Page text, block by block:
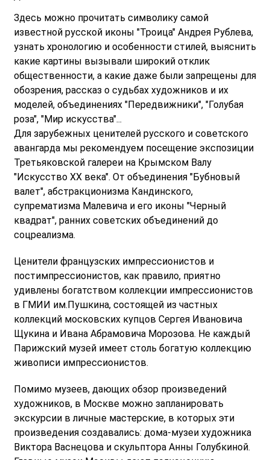
Здесь можно прочитать символику самой
известной русской иконы "Троица" Андрея Рублева,
узнать хронологию и особенности стилей, выяснить
какие картины вызывали широкий отклик
общественности, а какие даже были запрещены для
обозрения, рассказ о судьбах художников и их
моделей, объединениях "Передвижники", "Голубая
роза", "Мир искусства"...
Для зарубежных ценителей русского и советского
авангарда мы рекомендуем посещение экспозиции
Третьяковской галереи на Крымском Валу
"Искусство XX века". От объединения "Бубновый
валет", абстракционизма Кандинского,
супрематизма Малевича и его иконы "Черный
квадрат", ранних советских объединений до
соцреализма.
Ценители французских импрессионистов и
постимпрессионистов, как правило, приятно
удивлены богатством коллекции импрессионистов
в ГМИИ им.Пушкина, состоящей из частных
коллекций московских купцов Сергея Ивановича
Щукина и Ивана Абрамовича Морозова. Не каждый
Парижский музей имеет столь богатую коллекцию
живописи импрессионистов.
Помимо музеев, дающих обзор произведений
художников, в Москве можно запланировать
экскурсии в личные мастерские, в которых эти
произведения создавались: дома-музеи художника
Виктора Васнецова и скульптора Анны Голубкиной.